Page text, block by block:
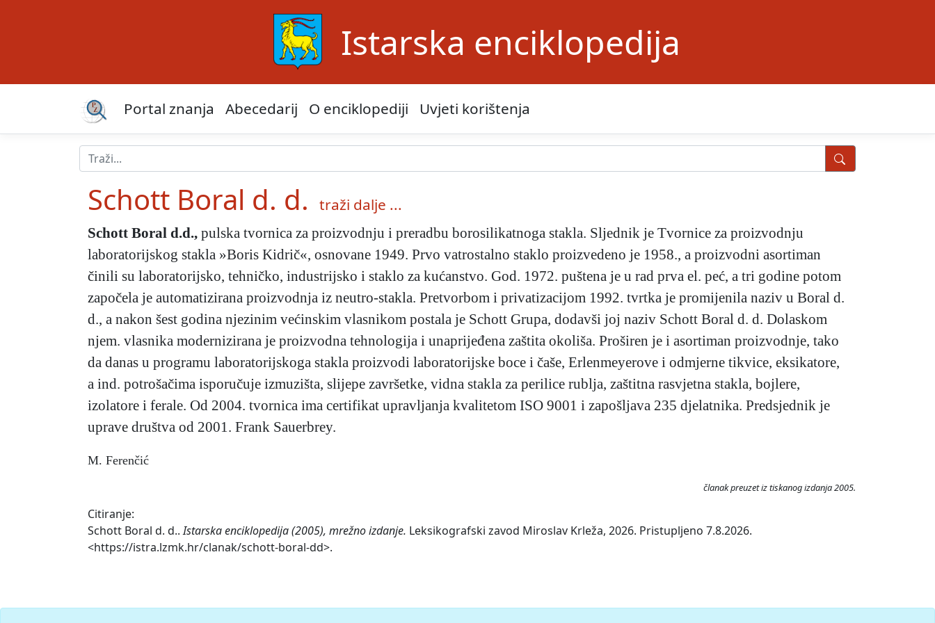
Istarska enciklopedija
Portal znanja Abecedarij O enciklopediji Uvjeti korištenja
Schott Boral d. d. traži dalje ...
Schott Boral d.d., pulska tvornica za proizvodnju i preradbu borosilikatnoga stakla. Sljednik je Tvornice za proizvodnju
laboratorijskog stakla »Boris Kidrič«, osnovane 1949. Prvo vatrostalno staklo proizvedeno je 1958., a proizvodni asortiman
činili su laboratorijsko, tehničko, industrijsko i staklo za kućanstvo. God. 1972. puštena je u rad prva el. peć, a tri godine potom
započela je automatizirana proizvodnja iz neutro-stakla. Pretvorbom i privatizacijom 1992. tvrtka je promijenila naziv u Boral d.
d., a nakon šest godina njezinim većinskim vlasnikom postala je Schott Grupa, dodavši joj naziv Schott Boral d. d. Dolaskom
njem. vlasnika modernizirana je proizvodna tehnologija i unaprijeđena zaštita okoliša. Proširen je i asortiman proizvodnje, tako
da danas u programu laboratorijskoga stakla proizvodi laboratorijske boce i čaše, Erlenmeyerove i odmjerne tikvice, eksikatore,
a ind. potrošačima isporučuje izmuzišta, slijepe završetke, vidna stakla za perilice rublja, zaštitna rasvjetna stakla, bojlere,
izolatore i ferale. Od 2004. tvornica ima certifikat upravljanja kvalitetom ISO 9001 i zapošljava 235 djelatnika. Predsjednik je
uprave društva od 2001. Frank Sauerbrey.
M. Ferenčić
članak preuzet iz tiskanog izdanja 2005.
Citiranje:
Schott Boral d. d..Istarska enciklopedija (2005), mrežno izdanje. Leksikografski zavod Miroslav Krleža, 2026. Pristupljeno 7.8.2026.
<https://istra.lzmk.hr/clanak/schott-boral-dd>.